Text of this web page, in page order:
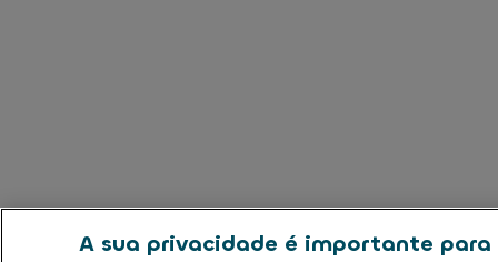
A sua privacidade é importante para